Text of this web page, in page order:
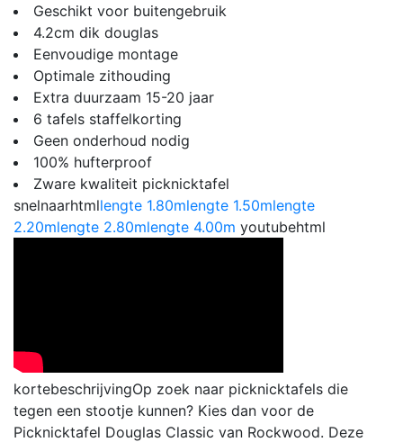
Geschikt voor buitengebruik
4.2cm dik douglas
Eenvoudige montage
Optimale zithouding
Extra duurzaam 15-20 jaar
6 tafels staffelkorting
Geen onderhoud nodig
100% hufterproof
Zware kwaliteit picknicktafel
snelnaarhtmllengte 1.80mlengte 1.50mlengte
2.20mlengte 2.80mlengte 4.00m youtubehtml
kortebeschrijvingOp zoek naar picknicktafels die
tegen een stootje kunnen? Kies dan voor de
Picknicktafel Douglas Classic van Rockwood. Deze